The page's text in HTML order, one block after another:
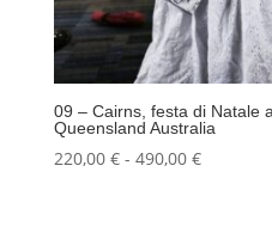
09 – Cairns, festa di Natale
Queensland Australia
220,00 € - 490,00 €Fascia